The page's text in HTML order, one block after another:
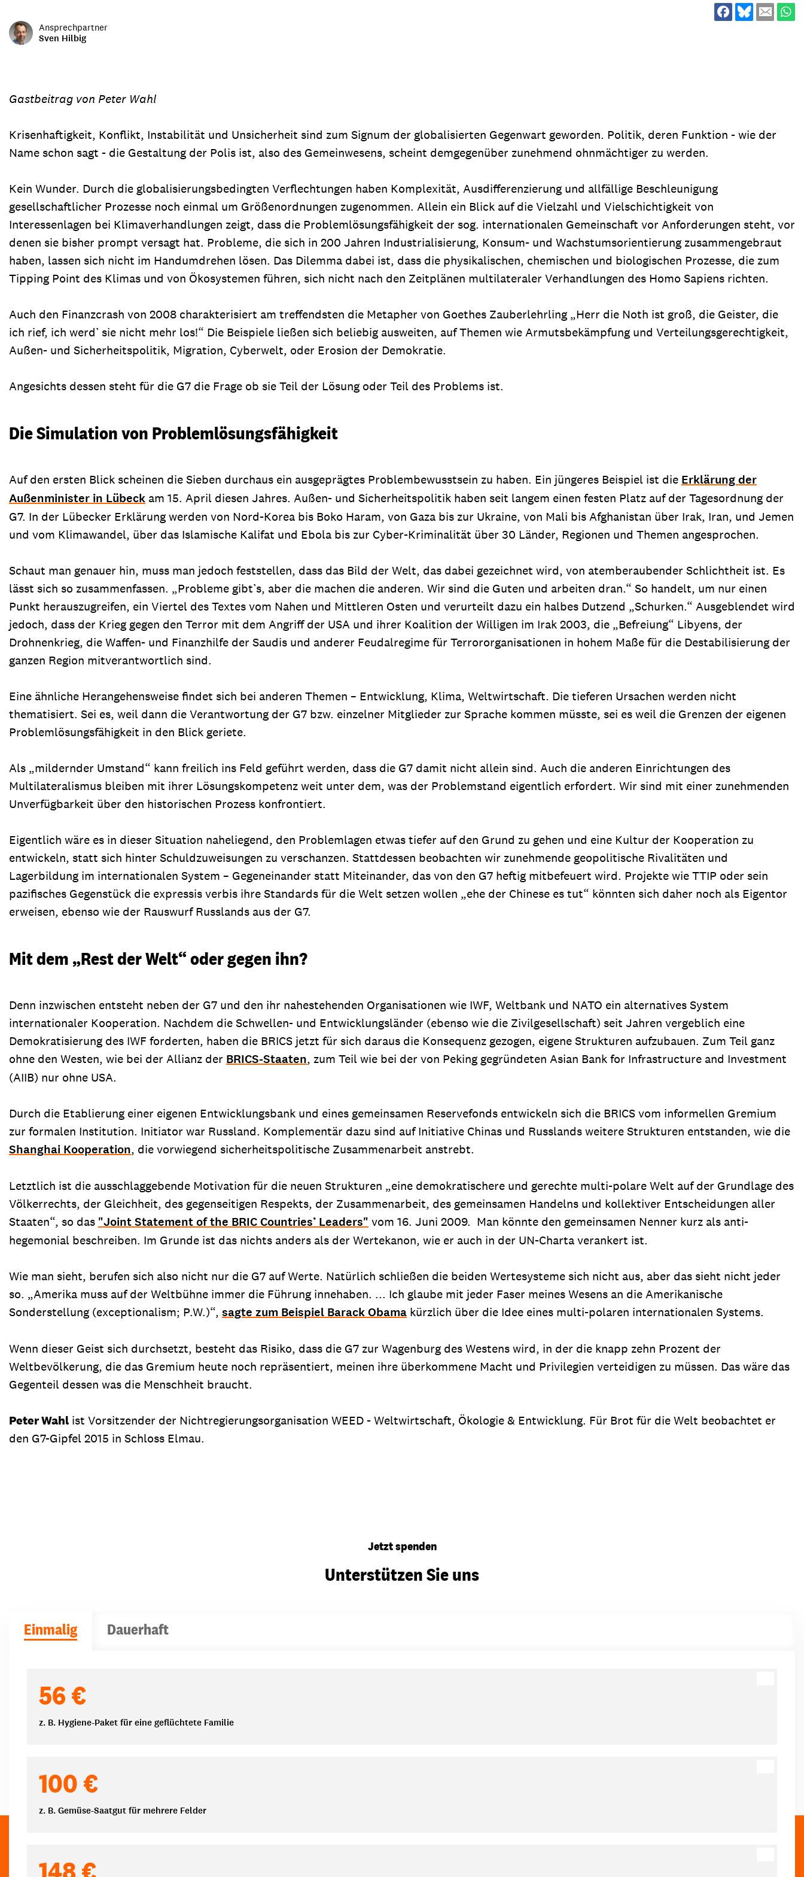
Alle Themen
Sie brauchen Materialien?
Entdecken Sie unsere zahlreichen Publikationen & Materialien:
Gemeindematerial Fachpublikationen
Bildungsmaterial Projektmaterial
Geschenke
Entdecken Sie unsere zahlreichen Publikationen & Materialien:
Gemeindematerial Fachpublikationen
Bildungsmaterial Projektmaterial
Ansprechpartner
Sven Hilbig
Gastbeitrag von Peter Wahl
Krisenhaftigkeit, Konflikt, Instabilität und Unsicherheit sind zum Signum der globalisierten Gegenwart geworden. Politik, deren Funktion - wie der
Name schon sagt - die Gestaltung der Polis ist, also des Gemeinwesens, scheint demgegenüber zunehmend ohnmächtiger zu werden.
Kein Wunder. Durch die globalisierungsbedingten Verflechtungen haben Komplexität, Ausdifferenzierung und allfällige Beschleunigung
gesellschaftlicher Prozesse noch einmal um Größenordnungen zugenommen. Allein ein Blick auf die Vielzahl und Vielschichtigkeit von
Interessenlagen bei Klimaverhandlungen zeigt, dass die Problemlösungsfähigkeit der sog. internationalen Gemeinschaft vor Anforderungen steht, vor
denen sie bisher prompt versagt hat. Probleme, die sich in 200 Jahren Industrialisierung, Konsum- und Wachstumsorientierung zusammengebraut
haben, lassen sich nicht im Handumdrehen lösen. Das Dilemma dabei ist, dass die physikalischen, chemischen und biologischen Prozesse, die zum
Tipping Point des Klimas und von Ökosystemen führen, sich nicht nach den Zeitplänen multilateraler Verhandlungen des Homo Sapiens richten.
Auch den Finanzcrash von 2008 charakterisiert am treffendsten die Metapher von Goethes Zauberlehrling „Herr die Noth ist groß, die Geister, die
ich rief, ich werd’ sie nicht mehr los!“ Die Beispiele ließen sich beliebig ausweiten, auf Themen wie Armutsbekämpfung und Verteilungsgerechtigkeit,
Außen- und Sicherheitspolitik, Migration, Cyberwelt, oder Erosion der Demokratie.
Angesichts dessen steht für die G7 die Frage ob sie Teil der Lösung oder Teil des Problems ist.
Die Simulation von Problemlösungsfähigkeit
Auf den ersten Blick scheinen die Sieben durchaus ein ausgeprägtes Problembewusstsein zu haben. Ein jüngeres Beispiel ist die Erklärung der
Außenminister in Lübeck am 15. April diesen Jahres. Außen- und Sicherheitspolitik haben seit langem einen festen Platz auf der Tagesordnung der
G7. In der Lübecker Erklärung werden von Nord-Korea bis Boko Haram, von Gaza bis zur Ukraine, von Mali bis Afghanistan über Irak, Iran, und Jemen
und vom Klimawandel, über das Islamische Kalifat und Ebola bis zur Cyber-Kriminalität über 30 Länder, Regionen und Themen angesprochen.
Schaut man genauer hin, muss man jedoch feststellen, dass das Bild der Welt, das dabei gezeichnet wird, von atemberaubender Schlichtheit ist. Es
lässt sich so zusammenfassen. „Probleme gibt’s, aber die machen die anderen. Wir sind die Guten und arbeiten dran.“ So handelt, um nur einen
Punkt herauszugreifen, ein Viertel des Textes vom Nahen und Mittleren Osten und verurteilt dazu ein halbes Dutzend „Schurken.“ Ausgeblendet wird
jedoch, dass der Krieg gegen den Terror mit dem Angriff der USA und ihrer Koalition der Willigen im Irak 2003, die „Befreiung“ Libyens, der
Drohnenkrieg, die Waffen- und Finanzhilfe der Saudis und anderer Feudalregime für Terrororganisationen in hohem Maße für die Destabilisierung der
ganzen Region mitverantwortlich sind.
Eine ähnliche Herangehensweise findet sich bei anderen Themen – Entwicklung, Klima, Weltwirtschaft. Die tieferen Ursachen werden nicht
thematisiert. Sei es, weil dann die Verantwortung der G7 bzw. einzelner Mitglieder zur Sprache kommen müsste, sei es weil die Grenzen der eigenen
Problemlösungsfähigkeit in den Blick geriete.
Als „mildernder Umstand“ kann freilich ins Feld geführt werden, dass die G7 damit nicht allein sind. Auch die anderen Einrichtungen des
Multilateralismus bleiben mit ihrer Lösungskompetenz weit unter dem, was der Problemstand eigentlich erfordert. Wir sind mit einer zunehmenden
Unverfügbarkeit über den historischen Prozess konfrontiert.
Eigentlich wäre es in dieser Situation naheliegend, den Problemlagen etwas tiefer auf den Grund zu gehen und eine Kultur der Kooperation zu
entwickeln, statt sich hinter Schuldzuweisungen zu verschanzen. Stattdessen beobachten wir zunehmende geopolitische Rivalitäten und
Lagerbildung im internationalen System – Gegeneinander statt Miteinander, das von den G7 heftig mitbefeuert wird. Projekte wie TTIP oder sein
pazifisches Gegenstück die expressis verbis ihre Standards für die Welt setzen wollen „ehe der Chinese es tut“ könnten sich daher noch als Eigentor
erweisen, ebenso wie der Rauswurf Russlands aus der G7.
Mit dem „Rest der Welt“ oder gegen ihn?
Denn inzwischen entsteht neben der G7 und den ihr nahestehenden Organisationen wie IWF, Weltbank und NATO ein alternatives System
internationaler Kooperation. Nachdem die Schwellen- und Entwicklungsländer (ebenso wie die Zivilgesellschaft) seit Jahren vergeblich eine
Demokratisierung des IWF forderten, haben die BRICS jetzt für sich daraus die Konsequenz gezogen, eigene Strukturen aufzubauen. Zum Teil ganz
ohne den Westen, wie bei der Allianz der BRICS-Staaten, zum Teil wie bei der von Peking gegründeten Asian Bank for Infrastructure and Investment
(AIIB) nur ohne USA.
Durch die Etablierung einer eigenen Entwicklungsbank und eines gemeinsamen Reservefonds entwickeln sich die BRICS vom informellen Gremium
zur formalen Institution. Initiator war Russland. Komplementär dazu sind auf Initiative Chinas und Russlands weitere Strukturen entstanden, wie die
Shanghai Kooperation, die vorwiegend sicherheitspolitische Zusammenarbeit anstrebt.
Letztlich ist die ausschlaggebende Motivation für die neuen Strukturen „eine demokratischere und gerechte multi-polare Welt auf der Grundlage des
Völkerrechts, der Gleichheit, des gegenseitigen Respekts, der Zusammenarbeit, des gemeinsamen Handelns und kollektiver Entscheidungen aller
Staaten“, so das "Joint Statement of the BRIC Countries’ Leaders" vom 16. Juni 2009. Man könnte den gemeinsamen Nenner kurz als anti-
hegemonial beschreiben. Im Grunde ist das nichts anders als der Wertekanon, wie er auch in der UN-Charta verankert ist.
Wie man sieht, berufen sich also nicht nur die G7 auf Werte. Natürlich schließen die beiden Wertesysteme sich nicht aus, aber das sieht nicht jeder
so. „Amerika muss auf der Weltbühne immer die Führung innehaben. ... Ich glaube mit jeder Faser meines Wesens an die Amerikanische
Sonderstellung (exceptionalism; P.W.)“, sagte zum Beispiel Barack Obama kürzlich über die Idee eines multi-polaren internationalen Systems.
Wenn dieser Geist sich durchsetzt, besteht das Risiko, dass die G7 zur Wagenburg des Westens wird, in der die knapp zehn Prozent der
Weltbevölkerung, die das Gremium heute noch repräsentiert, meinen ihre überkommene Macht und Privilegien verteidigen zu müssen. Das wäre das
Gegenteil dessen was die Menschheit braucht.
Peter Wahl ist Vorsitzender der Nichtregierungsorganisation WEED - Weltwirtschaft, Ökologie & Entwicklung. Für Brot für die Welt beobachtet er
den G7-Gipfel 2015 in Schloss Elmau.
Jetzt spenden
Unterstützen Sie uns
Einmalig Dauerhaft
56 €
z. B. Hygiene-Paket für eine geflüchtete Familie
100 €
z. B. Gemüse-Saatgut für mehrere Felder